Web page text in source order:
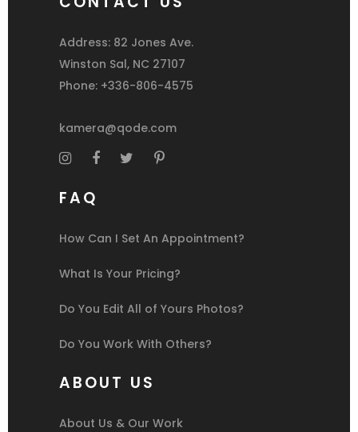
Address: 82 Jones Ave.
Winston Sal, NC 27107
Phone: +336-806-4575
kamera@qode.com
FAQ
How Can I Set An Appointment?
What Is Your Pricing?
Do You Edit All of Yours Photos?
Do You Work With Others?
ABOUT US
About Us & Our Work